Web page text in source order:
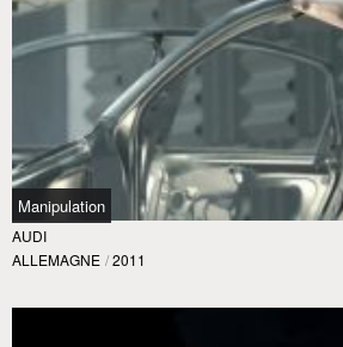
Manipulation
AUDI
ALLEMAGNE / 2011